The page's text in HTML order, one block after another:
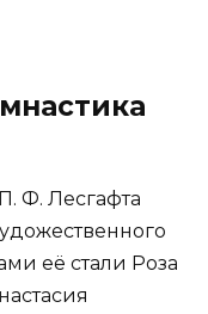
Ф. Лесгафта
её стали Роза